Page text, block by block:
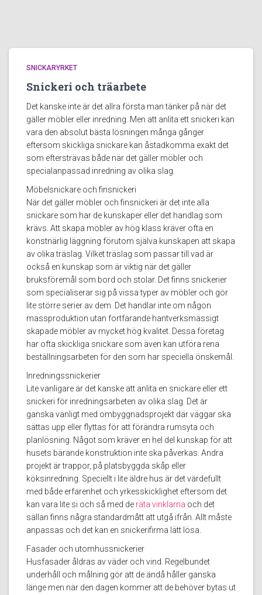
SNICKARYRKET
Snickeri och träarbete
Det kanske inte är det allra första man tänker på när det
gäller möbler eller inredning. Men att anlita ett snickeri kan
vara den absolut bästa lösningen många gånger
eftersom skickliga snickare kan åstadkomma exakt det
som eftersträvas både när det gäller möbler och
specialanpassad inredning av olika slag.
Möbelsnickare och finsnickeri
När det gäller möbler och finsnickeri är det inte alla
snickare som har de kunskaper eller det handlag som
krävs. Att skapa möbler av hög klass kräver ofta en
konstnärlig läggning förutom själva kunskapen att skapa
av olika träslag. Vilket träslag som passar till vad är
också en kunskap som är viktig när det gäller
bruksföremål som bord och stolar. Det finns snickerier
som specialiserar sig på vissa typer av möbler och gör
lite större serier av dem. Det handlar inte om någon
massproduktion utan fortfarande hantverksmässigt
skapade möbler av mycket hög kvalitet. Dessa företag
har ofta skickliga snickare som även kan utföra rena
beställningsarbeten för den som har speciella önskemål.
Inredningssnickerier
Lite vanligare är det kanske att anlita en snickare eller ett
snickeri för inredningsarbeten av olika slag. Det är
ganska vanligt med ombyggnadsprojekt där väggar ska
sättas upp eller flyttas för att förändra rumsyta och
planlösning. Något som kräver en hel del kunskap för att
husets bärande konstruktion inte ska påverkas. Andra
projekt är trappor, på platsbyggda skåp eller
köksinredning. Speciellt i lite äldre hus är det värdefullt
med både erfarenhet och yrkesskicklighet eftersom det
kan vara lite si och så med de räta vinklarna och det
sällan finns några standardmått att utgå ifrån. Allt måste
anpassas och det kan en snickerifirma lätt lösa.
Fasader och utomhussnickerier
Husfasader åldras av väder och vind. Regelbundet
underhåll och målning gör att de ändå håller ganska
länge men när den dagen kommer att de behöver bytas ut